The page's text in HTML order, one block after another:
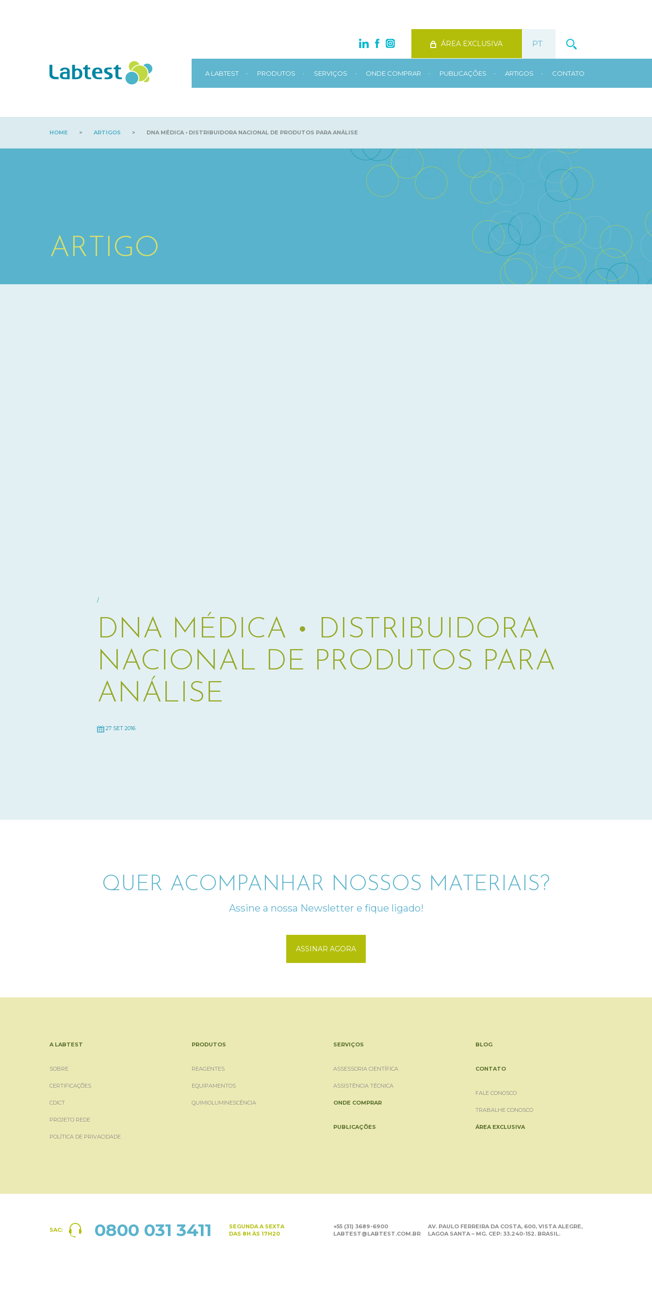
ÁREA EXCLUSIVA
A LABTEST • PRODUTOS • SERVIÇOS • ONDE COMPRAR • PUBLICAÇÕES • ARTIGOS • CONTATO
HOME > ARTIGOS > DNA MÉDICA • DISTRIBUIDORA NACIONAL DE PRODUTOS PARA ANÁLISE
ARTIGO
/
DNA MÉDICA • DISTRIBUIDORA
NACIONAL DE PRODUTOS PARA
ANÁLISE
27 SET 2016
QUER ACOMPANHAR NOSSOS MATERIAIS?
Assine a nossa Newsletter e fique ligado!
ASSINAR AGORA
A LABTEST
SOBRE
CERTIFICAÇÕES
CDICT
PROJETO REDE
POLÍTICA DE PRIVACIDADE
PRODUTOS
REAGENTES
EQUIPAMENTOS
QUIMIOLUMINESCÊNCIA
SERVIÇOS
ASSESSORIA CIENTÍFICA
ASSISTÊNCIA TÉCNICA
ONDE COMPRAR
PUBLICAÇÕES
BLOG
CONTATO
FALE CONOSCO
TRABALHE CONOSCO
ÁREA EXCLUSIVA
SAC: 0800 031 3411
SEGUNDA A SEXTA
DAS 8H ÀS 17H20
+55 (31) 3689-6900
LABTEST@LABTEST.COM.BR
AV. PAULO FERREIRA DA COSTA, 600, VISTA ALEGRE,
LAGOA SANTA – MG. CEP: 33.240-152. BRASIL.